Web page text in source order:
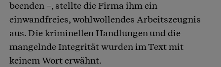
beenden –, stellte die Firma ihm ein
einwandfreies, wohlwollendes Arbeitszeugnis
aus. Die kriminellen Handlungen und die
mangelnde Integrität wurden im Text mit
keinem Wort erwähnt.